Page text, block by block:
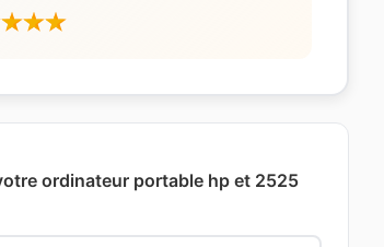
ordinateur portable hp et 2525